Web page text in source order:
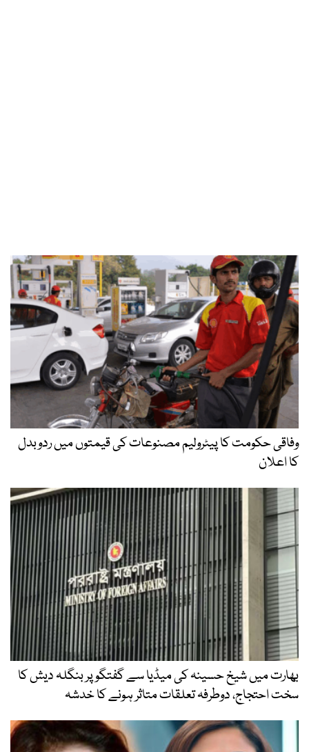
وفاقی حکومت کا پیٹرولیم مصنوعات کی قیمتوں میں ردوبدل
کا اعلان
بھارت میں شیخ حسینہ کی میڈیا سے گفتگو پر بنگلہ دیش کا
سخت احتجاج، دوطرفہ تعلقات متاثر ہونے کا خدشہ